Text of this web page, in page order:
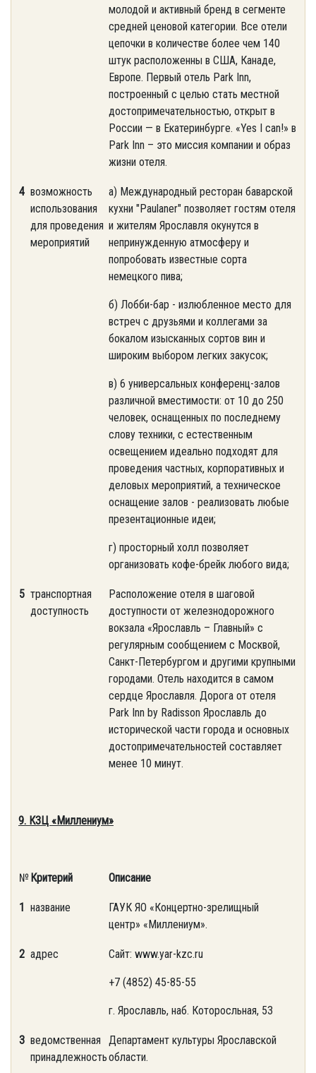
молодой и активный бренд в сегменте
средней ценовой категории. Все отели
цепочки в количестве более чем 140
штук расположенны в США, Канаде,
Европе. Первый отель Park Inn,
построенный с целью стать местной
достопримечательностью, открыт в
России — в Екатеринбурге. «Yes I can!» в
Park Inn – это миссия компании и образ
жизни отеля.
4 возможность
использования
для проведения
мероприятий
а) Международный ресторан баварской
кухни "Paulaner" позволяет гостям отеля
и жителям Ярославля окунутся в
непринужденную атмосферу и
попробовать известные сорта
немецкого пива;
б) Лобби-бар - излюбленное место для
встреч с друзьями и коллегами за
бокалом изысканных сортов вин и
широким выбором легких закусок;
в) 6 универсальных конференц-залов
различной вместимости: от 10 до 250
человек, оснащенных по последнему
слову техники, с естественным
освещением идеально подходят для
проведения частных, корпоративных и
деловых мероприятий, а техническое
оснащение залов - реализовать любые
презентационные идеи;
г) просторный холл позволяет
организовать кофе-брейк любого вида;
5 транспортная
доступность
Расположение отеля в шаговой
доступности от железнодорожного
вокзала «Ярославль – Главный» с
регулярным сообщением с Москвой,
Санкт-Петербургом и другими крупными
городами. Отель находится в самом
сердце Ярославля. Дорога от отеля
Park Inn by Radisson Ярославль до
исторической части города и основных
достопримечательностей составляет
менее 10 минут.
9. КЗЦ «Миллениум»
№ Критерий Описание
1 название
ГАУК ЯО «Концертно-зрелищный
центр» «Миллениум».
2 адрес Сайт: www.yar-kzc.ru
+7 (4852) 45-85-55
г. Ярославль, наб. Которосльная, 53
3 ведомственная
принадлежность
Департамент культуры Ярославской
области.